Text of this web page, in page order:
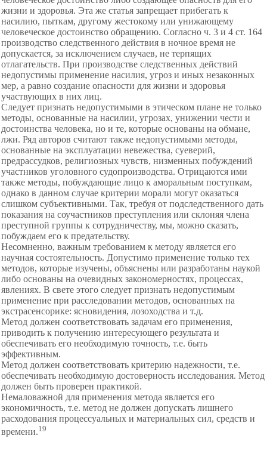
жизни и здоровья. Эта же статья запрещает прибегать к
насилию, пыткам, другому жестокому или унижающему
человеческое достоинство обращению. Согласно ч. 3 и 4 ст. 164
производство следственного действия в ночное время не
допускается, за исключением случаев, не терпящих
отлагательств. При производстве следственных действий
недопустимы применение насилия, угроз и иных незаконных
мер, а равно создание опасности для жизни и здоровья
участвующих в них лиц.
Следует признать недопустимыми в этическом плане не только
методы, основанные на насилии, угрозах, унижении чести и
достоинства человека, но и те, которые основаны на обмане,
лжи. Ряд авторов считают также недопустимыми методы,
основанные на эксплуатации невежества, суеверий,
предрассудков, религиозных чувств, низменных побуждений
участников уголовного судопроизводства. Отрицаются ими
также методы, побуждающие лицо к аморальным поступкам,
однако в данном случае критерии морали могут оказаться
слишком субъективными. Так, требуя от подследственного дать
показания на соучастников преступления или склоняя члена
преступной группы к сотрудничеству, мы, можно сказать,
побуждаем его к предательству.
Несомненно, важным требованием к методу является его
научная состоятельность. Допустимо применение только тех
методов, которые изучены, объяснены или разработаны наукой
либо основаны на очевидных закономерностях, процессах,
явлениях. В свете этого следует признать недопустимым
применение при расследовании методов, основанных на
экстрасенсорике: ясновидения, лозоходства и т.д.
Метод должен соответствовать задачам его применения,
приводить к получению интересующего результата и
обеспечивать его необходимую точность, т.е. быть
эффективным.
Метод должен соответствовать критерию надежности, т.е.
обеспечивать необходимую достоверность исследования. Метод
должен быть проверен практикой.
Немаловажной для применения метода является его
экономичность, т.е. метод не должен допускать лишнего
расходования процессуальных и материальных сил, средств и
времени.19